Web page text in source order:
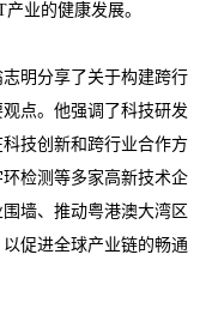
业的健康发展。
明分享了关于构建跨行
点。他强调了科技研发
技创新和跨行业合作方
环检测等多家高新技术企
墙、推动粤港澳大湾区
促进全球产业链的畅通